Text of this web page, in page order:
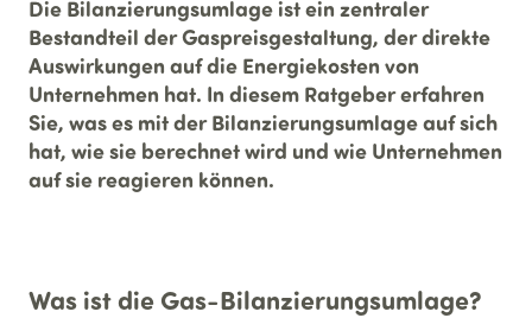
Die Bilanzierungsumlage ist ein zentraler
Bestandteil der Gaspreisgestaltung, der direkte
Auswirkungen auf die Energiekosten von
Unternehmen hat. In diesem Ratgeber erfahren
Sie, was es mit der Bilanzierungsumlage auf sich
hat, wie sie berechnet wird und wie Unternehmen
auf sie reagieren können.
Was ist die Gas-Bilanzierungs­umlage?